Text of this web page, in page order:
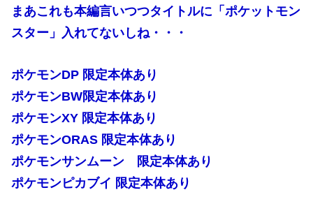
まあこれも本編言いつつタイトルに「ポケットモン
スター」入れてないしね・・・
ポケモンDP 限定本体あり
ポケモンBW限定本体あり
ポケモンXY 限定本体あり
ポケモンORAS 限定本体あり
ポケモンサンムーン 限定本体あり
ポケモンピカブイ 限定本体あり